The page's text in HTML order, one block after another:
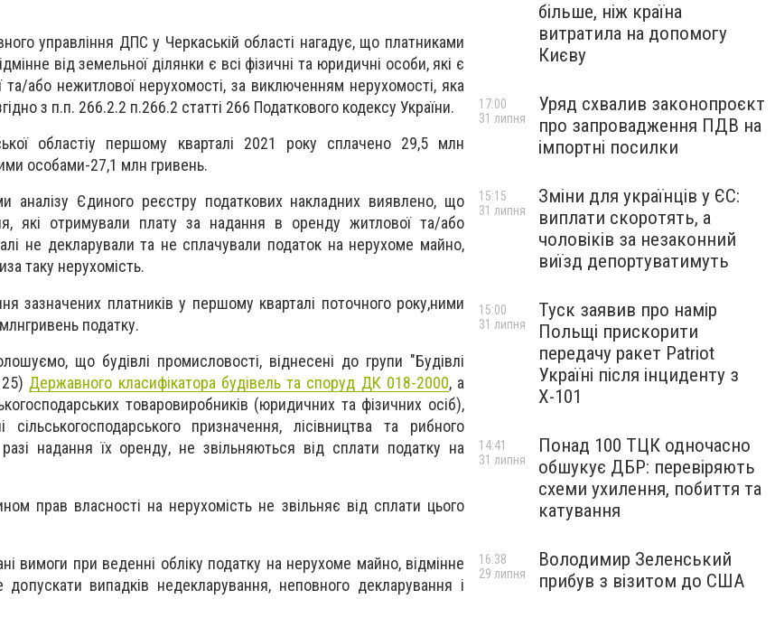
управління ДПС у Черкаській області нагадує, що платниками
від земельної ділянки є всі фізичні та юридичні особи, які є
та/або нежитлової нерухомості, за виключенням нерухомості, яка
з п.п. 266.2.2 п.266.2 статті 266 Податкового кодексу України.
областіу першому кварталі 2021 року сплачено 29,5 млн
особами-27,1 млн гривень.
аналізу Єдиного реєстру податкових накладних виявлено, що
які отримували плату за надання в оренду житлової та/або
не декларували та не сплачували податок на нерухоме майно,
таку нерухомість.
зазначених платників у першому кварталі поточного року,ними
податку.
що будівлі промисловості, віднесені до групи "Будівлі
Державного класифікатора будівель та споруд ДК 018-2000, а
товаровиробників (юридичних та фізичних осіб),
призначення, лісівництва та рибного
надання їх оренду, не звільняються від сплати податку на
прав власності на нерухомість не звільняє від сплати цього
вимоги при веденні обліку податку на нерухоме майно, відмінне
випадків недекларування, неповного декларування і
більше, ніж країна
витратила на допомогу
Києву
Уряд схвалив законопроєкт
про запровадження ПДВ на
імпортні посилки
17:00
31 липня
Зміни для українців у ЄС:
виплати скоротять, а
чоловіків за незаконний
виїзд депортуватимуть
15:15
31 липня
Туск заявив про намір
Польщі прискорити
передачу ракет Patriot
Україні після інциденту з
Х-101
15:00
31 липня
Понад 100 ТЦК одночасно
обшукує ДБР: перевіряють
схеми ухилення, побиття та
катування
14:41
31 липня
Володимир Зеленський
прибув з візитом до США
16:38
29 липня